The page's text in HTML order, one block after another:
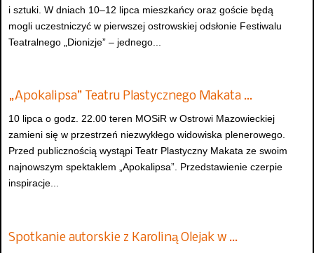
i sztuki. W dniach 10–12 lipca mieszkańcy oraz goście będą
mogli uczestniczyć w pierwszej ostrowskiej odsłonie Festiwalu
Teatralnego „Dionizje” – jednego...
„Apokalipsa” Teatru Plastycznego Makata …
10 lipca o godz. 22.00 teren MOSiR w Ostrowi Mazowieckiej
zamieni się w przestrzeń niezwykłego widowiska plenerowego.
Przed publicznością wystąpi Teatr Plastyczny Makata ze swoim
najnowszym spektaklem „Apokalipsa”. Przedstawienie czerpie
inspiracje...
Spotkanie autorskie z Karoliną Olejak w …